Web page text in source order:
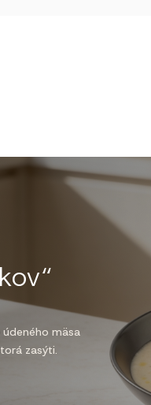
údeného mäsa
zasýti.